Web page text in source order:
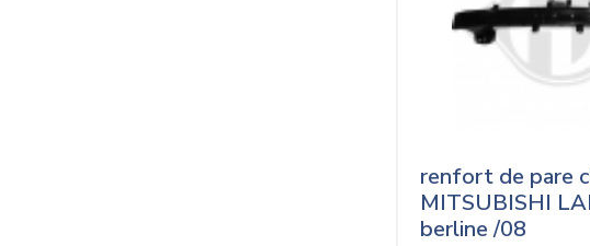
renfort de pare
MITSUBISHI
berline /08